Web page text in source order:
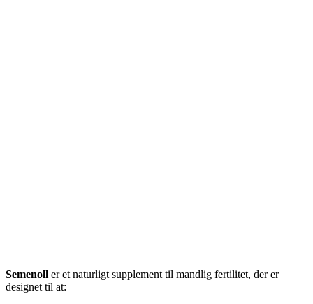
Semenoll er et naturligt supplement til mandlig fertilitet, der er
designet til at: